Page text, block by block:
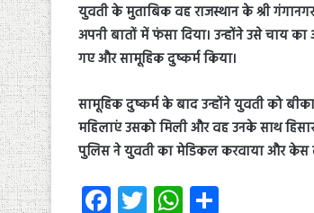
युवती के मुताबिक वह राजस्थान के श्री
अपनी बातों में फंसा दिया। उन्होंने उसे चाय
गए और सामूहिक दुष्कर्म किया।
सामूहिक दुष्कर्म के बाद उन्होंने युवती को
महिलाएं उसको मिली और वह उनके साथ
पुलिस ने युवती का मेडिकल करवाया और केस
Fa T W